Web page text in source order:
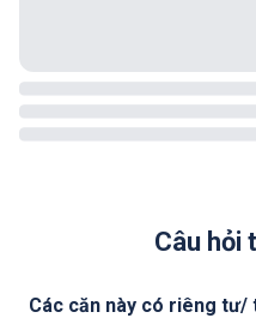
Câu hỏi
Các căn này có riêng tư/